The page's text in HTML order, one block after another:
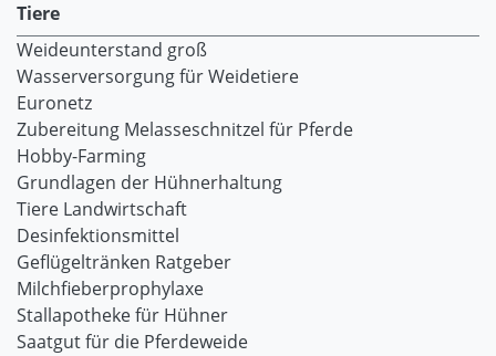
Tiere
Weideunterstand groß
Wasserversorgung für Weidetiere
Euronetz
Zubereitung Melasseschnitzel für Pferde
Hobby-Farming
Grundlagen der Hühnerhaltung
Tiere Landwirtschaft
Desinfektionsmittel
Geflügeltränken Ratgeber
Milchfieberprophylaxe
Stallapotheke für Hühner
Saatgut für die Pferdeweide